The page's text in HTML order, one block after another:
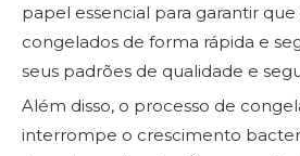
papel essencial para garantir
congelados de forma rápida e
seus padrões de qualidade e
Além disso, o processo de
interrompe o crescimento